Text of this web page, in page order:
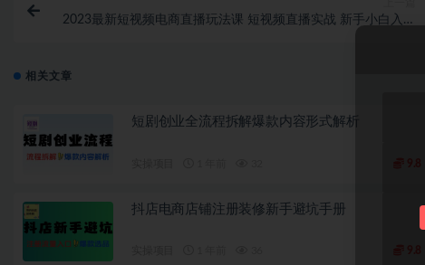
2023最新短视频电商直播玩法课 短视频直播实战 新手小白入门
相关文章
短剧创业全流程拆解爆款内容形式解析
抖店电商店铺注册装修新手避坑手册